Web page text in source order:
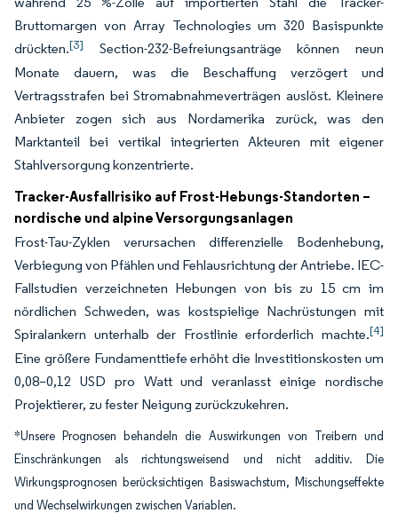
Bruttomargen von Array Technologies um 320 Basispunkte
drückten.[3]
Section-232-Befreiungsanträge können neun
Monate dauern, was die Beschaffung verzögert und
Vertragsstrafen bei Stromabnahmeverträgen auslöst. Kleinere
Anbieter zogen sich aus Nordamerika zurück, was den
Marktanteil bei vertikal integrierten Akteuren mit eigener
Stahlversorgung konzentrierte.
Tracker-Ausfallrisiko auf Frost-Hebungs-Standorten –
nordische und alpine Versorgungsanlagen
Frost-Tau-Zyklen verursachen differenzielle Bodenhebung,
Verbiegung von Pfählen und Fehlausrichtung der Antriebe. IEC-
Fallstudien verzeichneten Hebungen von bis zu 15 cm im
nördlichen Schweden, was kostspielige Nachrüstungen mit
Spiralankern unterhalb der Frostlinie erforderlich machte.[4]
Eine größere Fundamenttiefe erhöht die Investitionskosten um
0,08–0,12 USD pro Watt und veranlasst einige nordische
Projektierer, zu fester Neigung zurückzukehren.
*Unsere Prognosen behandeln die Auswirkungen von Treibern und
Einschränkungen als richtungsweisend und nicht additiv. Die
Wirkungsprognosen berücksichtigen Basiswachstum, Mischungseffekte
und Wechselwirkungen zwischen Variablen.